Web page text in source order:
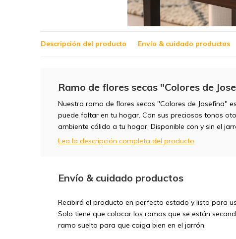
Descripción del producto Envío & cuidado productos
Ramo de flores secas "Colores de
Nuestro ramo de flores secas "Colores de Josefina"
puede faltar en tu hogar. Con sus preciosos tonos
ambiente cálido a tu hogar. Disponible con y sin el
Lea la descripción completa del producto
Envío & cuidado productos
Recibirá el producto en perfecto estado y listo para
Solo tiene que colocar los ramos que se están
ramo suelto para que caiga bien en el jarrón.